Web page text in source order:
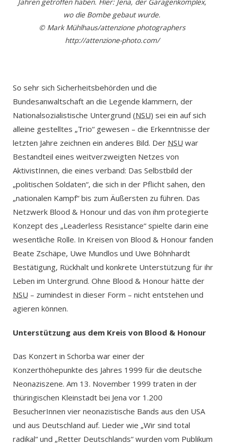
wo die Bombe gebaut wurde.
© Mark Mühlhaus/attenzione photographers
http://attenzione-photo.com/
So sehr sich Sicherheitsbehörden und die
Bundesanwaltschaft an die Legende klammern, der
Nationalsozialistische Untergrund (NSU) sei ein auf sich
alleine gestelltes „Trio“ gewesen – die Erkenntnisse der
letzten Jahre zeichnen ein anderes Bild. Der NSU war
Bestandteil eines weitverzweigten Netzes von
AktivistInnen, die eines verband: Das Selbstbild der
„politischen Soldaten“, die sich in der Pflicht sahen, den
„nationalen Kampf“ bis zum Äußersten zu führen. Das
Netzwerk Blood & Honour und das von ihm protegierte
Konzept des „Leaderless Resistance“ spielte darin eine
wesentliche Rolle. In Kreisen von Blood & Honour fanden
Beate Zschäpe, Uwe Mundlos und Uwe Böhnhardt
Bestätigung, Rückhalt und konkrete Unterstützung für ihr
Leben im Untergrund. Ohne Blood & Honour hätte der
NSU – zumindest in dieser Form – nicht entstehen und
agieren können.
Unterstützung aus dem Kreis von Blood & Honour
Das Konzert in Schorba war einer der
Konzerthöhepunkte des Jahres 1999 für die deutsche
Neonaziszene. Am 13. November 1999 traten in der
thüringischen Kleinstadt bei Jena vor 1.200
BesucherInnen vier neonazistische Bands aus den USA
und aus Deutschland auf. Lieder wie „Wir sind total
radikal“ und „Retter Deutschlands“ wurden vom Publikum